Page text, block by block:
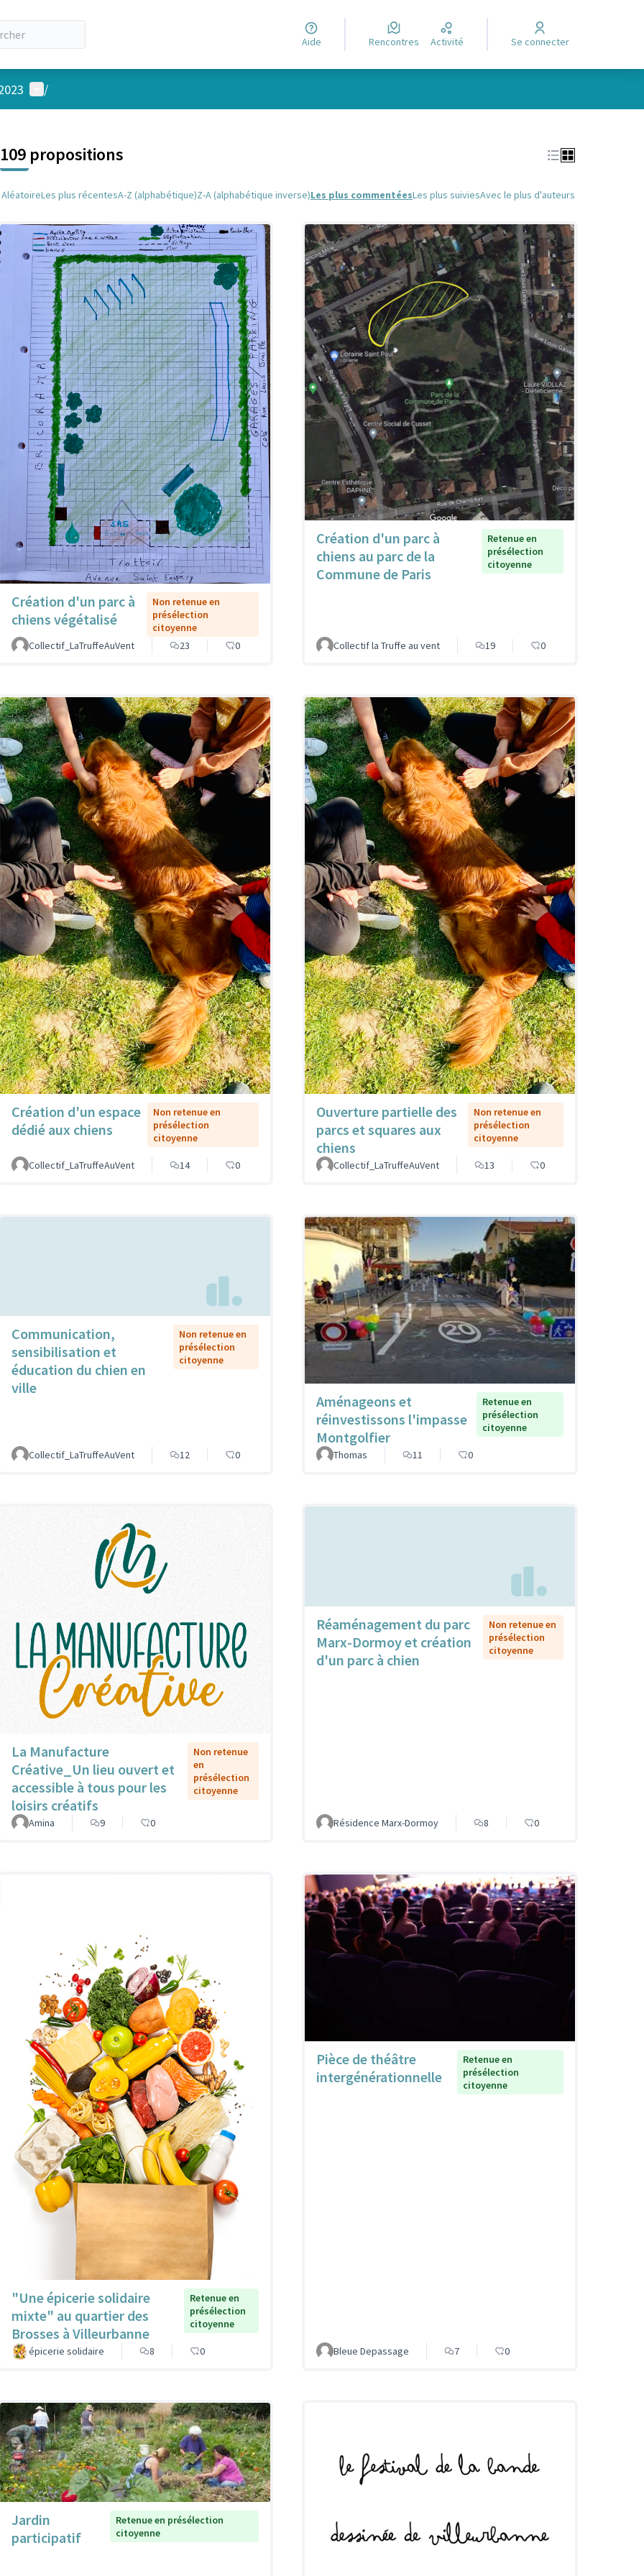
Aide Rencontres Activité Se connecter
Menu utilisateur
/
109 propositions
AléatoireLes plus récentesA-Z (alphabétique)Z-A (alphabétique inverse)Les plus commentéesLes plus suiviesAvec le plus d'auteurs
Création d'un parc à
chiens végétalisé
Non retenue en
présélection
citoyenne
Collectif_LaTruffeAuVent
23 0
Création d'un parc à
chiens au parc de la
Commune de Paris
Retenue en
présélection
citoyenne
Collectif la Truffe au vent 19 0
Création d'un espace
dédié aux chiens
Non retenue en
présélection
citoyenne
Collectif_LaTruffeAuVent 14 0
Ouverture partielle des
parcs et squares aux
chiens
Non retenue en
présélection
citoyenne
Collectif_LaTruffeAuVent 13 0
Communication,
sensibilisation et
éducation du chien en
ville
Non retenue en
présélection
citoyenne
Collectif_LaTruffeAuVent 12 0
Aménageons et
réinvestissons l'impasse
Montgolfier
Retenue en
présélection
citoyenne
Thomas 11 0
La Manufacture
Créative_Un lieu ouvert et
accessible à tous pour les
loisirs créatifs
Non retenue
en
présélection
citoyenne
Amina 9 0
Réaménagement du parc
Marx-Dormoy et création
d'un parc à chien
Non retenue en
présélection
citoyenne
Résidence Marx-Dormoy 8 0
"Une épicerie solidaire
mixte" au quartier des
Brosses à Villeurbanne
Retenue en
présélection
citoyenne
épicerie solidaire 8 0
Pièce de théâtre
intergénérationnelle
Retenue en
présélection
citoyenne
Bleue Depassage 7 0
Jardin
participatif
Retenue en présélection
citoyenne